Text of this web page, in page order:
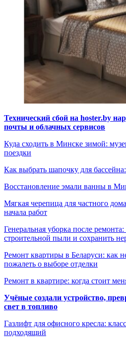
Технический сбой на hoster.by
почты и облачных сервисов
Куда сходить в Минске зимой:
поездки
Как выбрать шапочку для
Восстановление эмали ванны в
Мягкая черепица для частного
начала работ
Генеральная уборка после
строительной пыли и сохранить
Ремонт квартиры в Беларуси: как
пожалеть о выборе отделки
Ремонт в квартире: когда стоит
Учёные создали устройство,
свет в топливо
Газлифт для офисного кресла:
подходящий